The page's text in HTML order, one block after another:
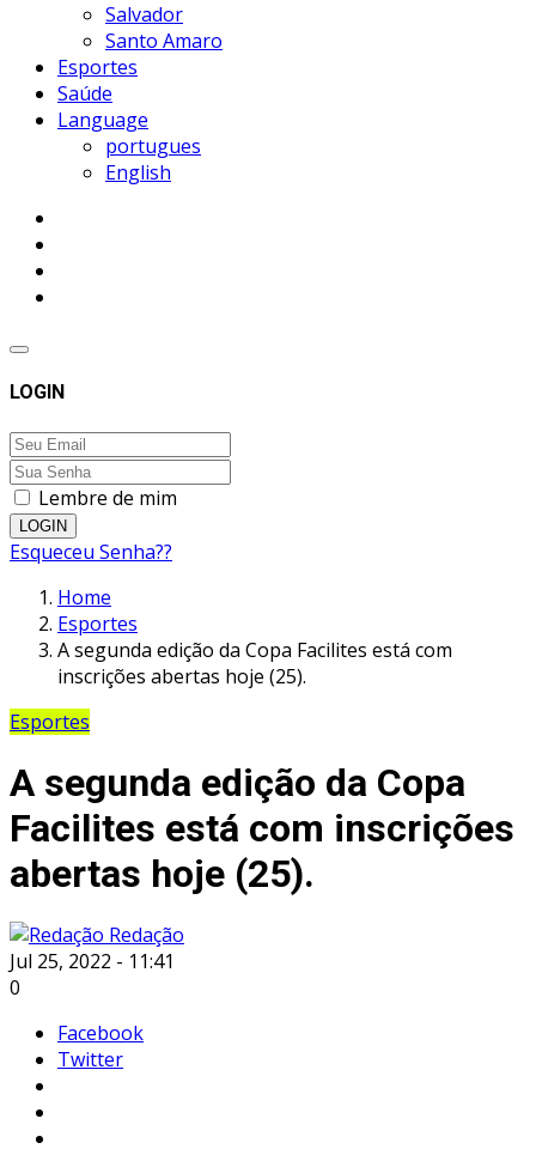
Salvador
Santo Amaro
Esportes
Saúde
Language
portugues
English
LOGIN
Lembre de mim
LOGIN
Esqueceu Senha??
Home
Esportes
A segunda edição da Copa Facilites está com
inscrições abertas hoje (25).
Esportes
A segunda edição da Copa
Facilites está com inscrições
abertas hoje (25).
Redação
Jul 25, 2022 - 11:41
0
Facebook
Twitter